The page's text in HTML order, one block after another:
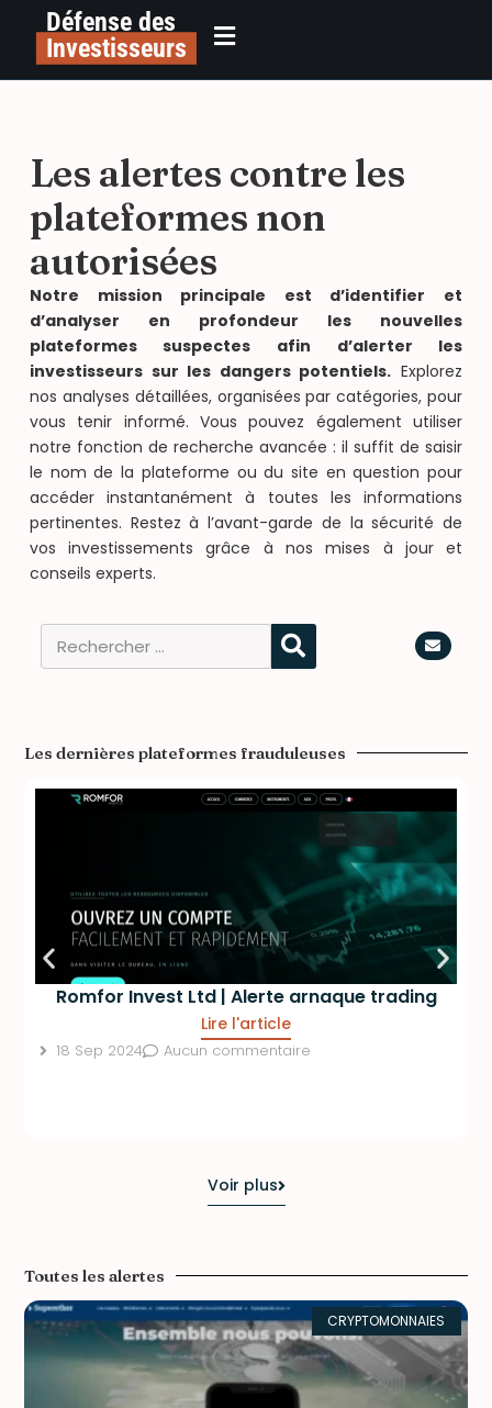
Défense des
Investisseurs
Les alertes contre les
plateformes non
autorisées
Notre mission principale est d’identifier et
d’analyser en profondeur les nouvelles
plateformes suspectes afin d’alerter les
investisseurs sur les dangers potentiels. Explorez
nos analyses détaillées, organisées par catégories, pour
vous tenir informé. Vous pouvez également utiliser
notre fonction de recherche avancée : il suffit de saisir
le nom de la plateforme ou du site en question pour
accéder instantanément à toutes les informations
pertinentes. Restez à l’avant-garde de la sécurité de
vos investissements grâce à nos mises à jour et
conseils experts.
Les dernières plateformes frauduleuses​
Romfor Invest Ltd | Alerte arnaque trading
Lire l'article
18 Sep 2024 Aucun commentaire
Voir plus
Toutes les alertes
CRYPTOMONNAIES